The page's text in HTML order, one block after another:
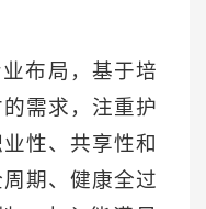
布局，基于培
需求，注重护
性、共享性和
期、健康全过